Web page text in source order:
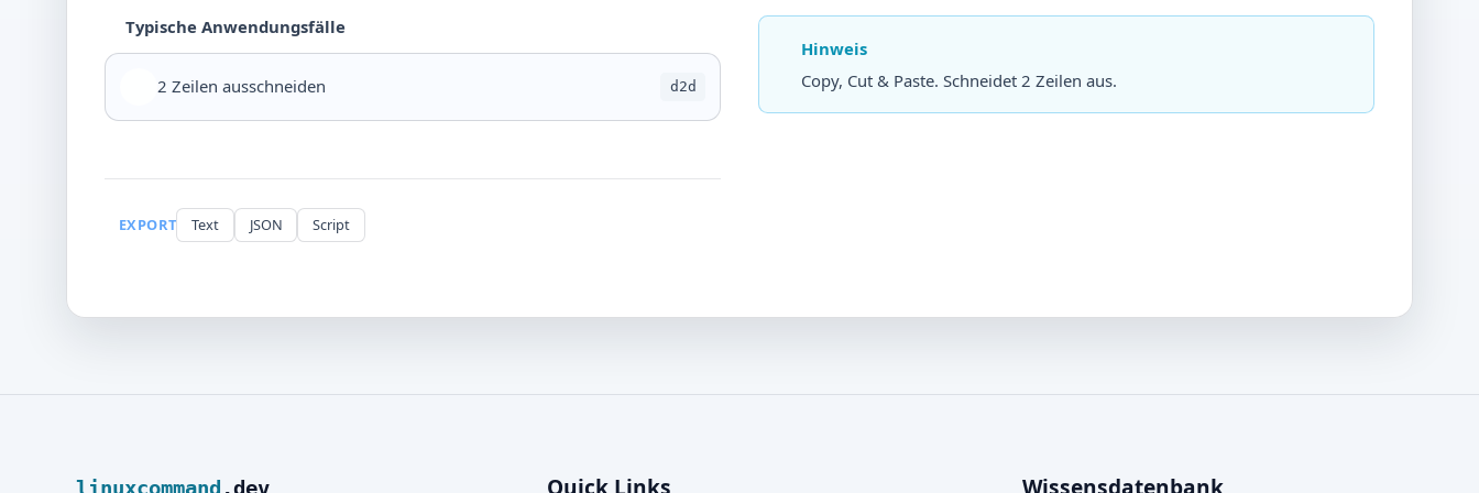
Typische Anwendungsfälle
2 Zeilen ausschneiden d2d
Hinweis
Copy, Cut & Paste. Schneidet 2 Zeilen aus.
EXPORT Text JSON Script
linuxcommand .dev Quick Links Wissensdatenbank